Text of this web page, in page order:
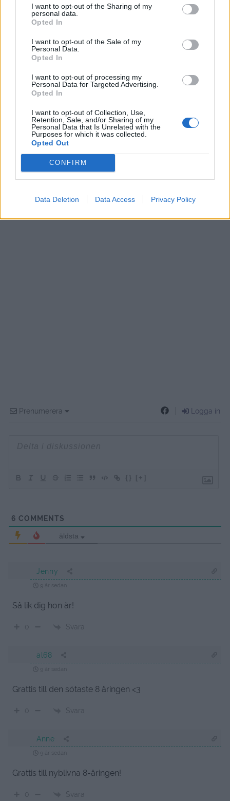
I want to opt-out of the Sharing of my
personal data.
Opted In
I want to opt-out of the Sale of my
Personal Data.
Opted In
I want to opt-out of processing my
Personal Data for Targeted Advertising.
Opted In
I want to opt-out of Collection, Use,
Retention, Sale, and/or Sharing of my
Personal Data that Is Unrelated with the
Purposes for which it was collected.
Opted Out
CONFIRM
Data Deletion Data Access Privacy Policy
Kikar förbi alldeles snart med nytt recept.
Prenumerera Logga in
{} [+]
6 COMMENTS
äldsta
Jenny
Så lik dig hon är!
0 Svara
al68
Grattis till den sötaste 8 åringen <3
0 Svara
Anne
Grattis till nyblivna 8-åringen!
0 Svara